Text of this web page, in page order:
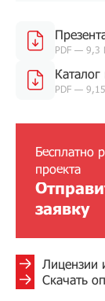
PDF — 9,3
PDF —
Бесплатно
проекта
заявку
Лицензии
Скачать